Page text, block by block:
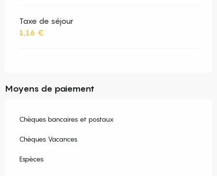
Taxe de séjour
1,16 €
Moyens de paiement
Chèques bancaires et postaux
Chèques Vacances
Espèces